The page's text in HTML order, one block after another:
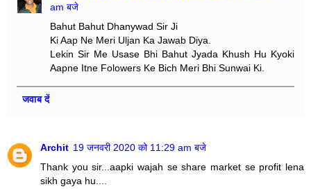
am बजे
Bahut Bahut Dhanywad Sir Ji
Ki Aap Ne Meri Uljan Ka Jawab Diya.
Lekin Sir Me Usase Bhi Bahut Jyada Khush Hu Kyoki
Aapne Itne Folowers Ke Bich Meri Bhi Sunwai Ki.
जवाब दें
Archit 19 जनवरी 2020 को 11:29 am बजे
Thank you sir...aapki wajah se share market se profit lena
sikh gaya hu....